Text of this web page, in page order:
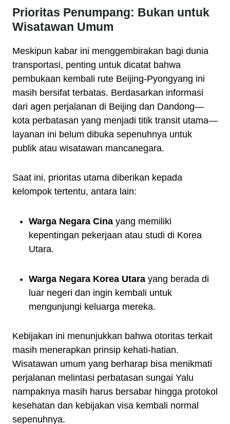
Prioritas Penumpang: Bukan untuk
Wisatawan Umum
Meskipun kabar ini menggembirakan bagi dunia
transportasi, penting untuk dicatat bahwa
pembukaan kembali rute Beijing-Pyongyang ini
masih bersifat terbatas. Berdasarkan informasi
dari agen perjalanan di Beijing dan Dandong—
kota perbatasan yang menjadi titik transit utama—
layanan ini belum dibuka sepenuhnya untuk
publik atau wisatawan mancanegara.
Saat ini, prioritas utama diberikan kepada
kelompok tertentu, antara lain:
Warga Negara Cina yang memiliki
kepentingan pekerjaan atau studi di Korea
Utara.
Warga Negara Korea Utara yang berada di
luar negeri dan ingin kembali untuk
mengunjungi keluarga mereka.
Kebijakan ini menunjukkan bahwa otoritas terkait
masih menerapkan prinsip kehati-hatian.
Wisatawan umum yang berharap bisa menikmati
perjalanan melintasi perbatasan sungai Yalu
nampaknya masih harus bersabar hingga protokol
kesehatan dan kebijakan visa kembali normal
sepenuhnya.